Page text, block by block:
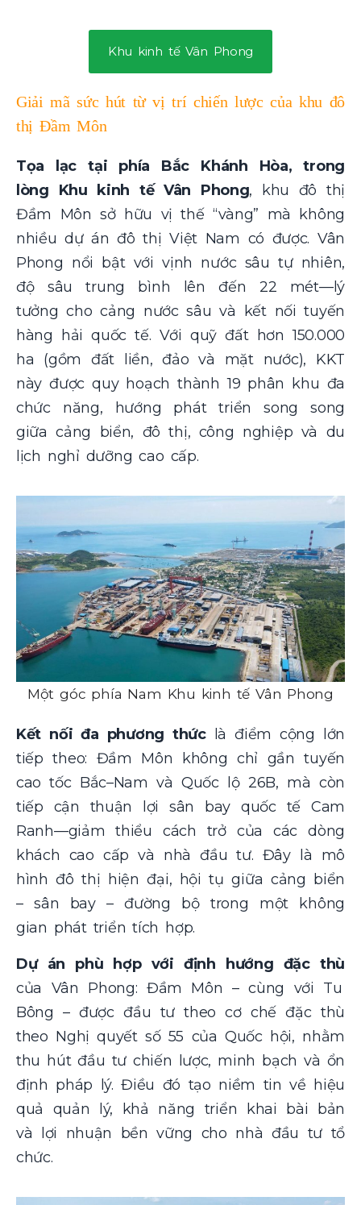
Khu kinh tế Vân Phong
Giải mã sức hút từ vị trí chiến lược của khu đô
thị Đầm Môn
Tọa lạc tại phía Bắc Khánh Hòa, trong
lòng Khu kinh tế Vân Phong, khu đô thị
Đầm Môn sở hữu vị thế “vàng” mà không
nhiều dự án đô thị Việt Nam có được. Vân
Phong nổi bật với vịnh nước sâu tự nhiên,
độ sâu trung bình lên đến 22 mét—lý
tưởng cho cảng nước sâu và kết nối tuyến
hàng hải quốc tế. Với quỹ đất hơn 150.000
ha (gồm đất liền, đảo và mặt nước), KKT
này được quy hoạch thành 19 phân khu đa
chức năng, hướng phát triển song song
giữa cảng biển, đô thị, công nghiệp và du
lịch nghỉ dưỡng cao cấp.
Một góc phía Nam Khu kinh tế Vân Phong
Kết nối đa phương thứclà điểm cộng lớn
tiếp theo: Đầm Môn không chỉ gần tuyến
cao tốc Bắc–Nam và Quốc lộ 26B, mà còn
tiếp cận thuận lợi sân bay quốc tế Cam
Ranh—giảm thiểu cách trở của các dòng
khách cao cấp và nhà đầu tư. Đây là mô
hình đô thị hiện đại, hội tụ giữa cảng biển
– sân bay – đường bộ trong một không
gian phát triển tích hợp.
Dự án phù hợp với định hướng đặc thù
của Vân Phong: Đầm Môn – cùng với Tu
Bông – được đầu tư theo cơ chế đặc thù
theo Nghị quyết số 55 của Quốc hội, nhằm
thu hút đầu tư chiến lược, minh bạch và ổn
định pháp lý. Điều đó tạo niềm tin về hiệu
quả quản lý, khả năng triển khai bài bản
và lợi nhuận bền vững cho nhà đầu tư tổ
chức.